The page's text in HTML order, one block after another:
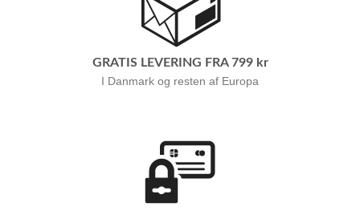
GRATIS LEVERING FRA 799 kr
I Danmark og resten af Europa